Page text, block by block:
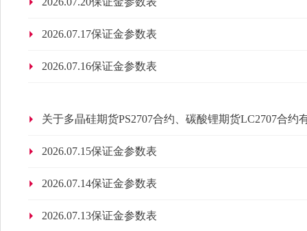
2026.07.17保证金参数表
2026.07.16保证金参数表
关于多晶硅期货PS2707合约、碳酸锂期货LC2707合约
2026.07.15保证金参数表
2026.07.14保证金参数表
2026.07.13保证金参数表